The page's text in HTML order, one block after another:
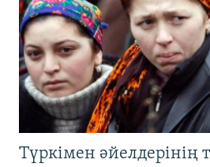
Түркімен әйелдерінің